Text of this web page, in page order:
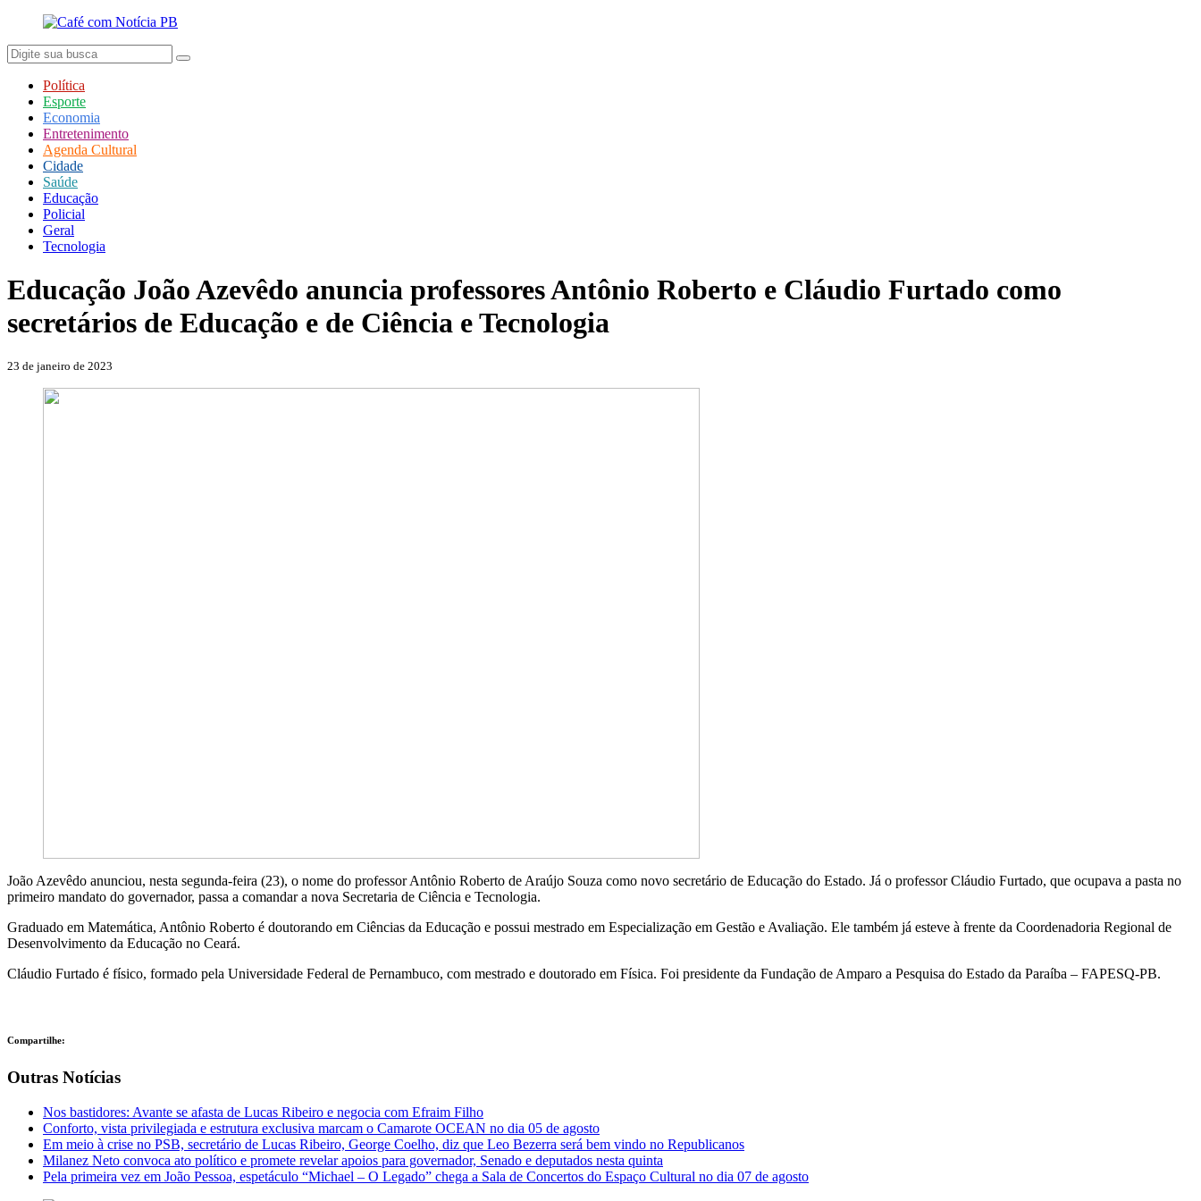
Política
Esporte
Economia
Entretenimento
Agenda Cultural
Cidade
Saúde
Educação
Policial
Geral
Tecnologia
Educação João Azevêdo anuncia professores Antônio Roberto e Cláudio Furtado como
secretários de Educação e de Ciência e Tecnologia
23 de janeiro de 2023
João Azevêdo anunciou, nesta segunda-feira (23), o nome do professor Antônio Roberto de Araújo Souza como novo secretário de Educação do Estado. Já o professor Cláudio Furtado, que ocupava a pasta no
primeiro mandato do governador, passa a comandar a nova Secretaria de Ciência e Tecnologia.
Graduado em Matemática, Antônio Roberto é doutorando em Ciências da Educação e possui mestrado em Especialização em Gestão e Avaliação. Ele também já esteve à frente da Coordenadoria Regional de
Desenvolvimento da Educação no Ceará.
Cláudio Furtado é físico, formado pela Universidade Federal de Pernambuco, com mestrado e doutorado em Física. Foi presidente da Fundação de Amparo a Pesquisa do Estado da Paraíba – FAPESQ-PB.
Compartilhe:
Outras Notícias
Nos bastidores: Avante se afasta de Lucas Ribeiro e negocia com Efraim Filho
Conforto, vista privilegiada e estrutura exclusiva marcam o Camarote OCEAN no dia 05 de agosto
Em meio à crise no PSB, secretário de Lucas Ribeiro, George Coelho, diz que Leo Bezerra será bem vindo no Republicanos
Milanez Neto convoca ato político e promete revelar apoios para governador, Senado e deputados nesta quinta
Pela primeira vez em João Pessoa, espetáculo “Michael – O Legado” chega a Sala de Concertos do Espaço Cultural no dia 07 de agosto